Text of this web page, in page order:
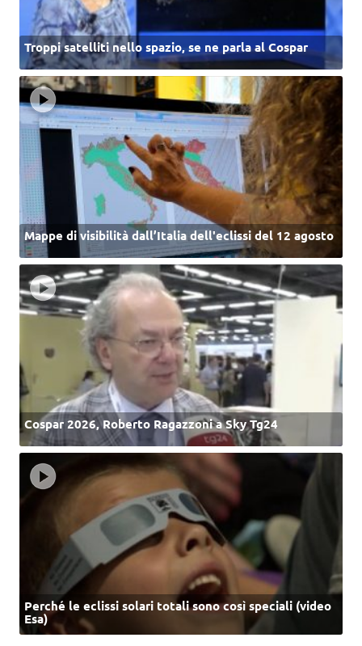
Troppi satelliti nello spazio, se ne parla al Cospar
Mappe di visibilità dall’Italia dell'eclissi del 12 agosto
Cospar 2026, Roberto Ragazzoni a Sky Tg24
Perché le eclissi solari totali sono così speciali (video
Esa)